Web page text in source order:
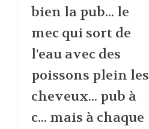
bien la pub... le
mec qui sort de
l'eau avec des
poissons plein les
cheveux... pub à
c... mais à chaque